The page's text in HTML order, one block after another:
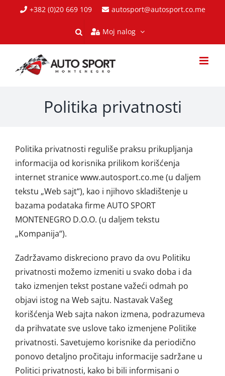
+382 (0)20 669 109 autosport@autosport.co.me
Moj nalog
Politika privatnosti
Politika privatnosti reguliše praksu prikupljanja
informacija od korisnika prilikom korišćenja
internet stranice www.autosport.co.me (u daljem
tekstu „Web sajt“), kao i njihovo skladištenje u
bazama podataka firme AUTO SPORT
MONTENEGRO D.O.O. (u daljem tekstu
„Kompanija“).
Zadržavamo diskreciono pravo da ovu Politiku
privatnosti možemo izmeniti u svako doba i da
tako izmenjen tekst postane važeći odmah po
objavi istog na Web sajtu. Nastavak Vašeg
korišćenja Web sajta nakon izmena, podrazumeva
da prihvatate sve uslove tako izmenjene Politike
privatnosti. Savetujemo korisnike da periodično
ponovo detaljno pročitaju informacije sadržane u
Politici privatnosti, kako bi bili informisani o